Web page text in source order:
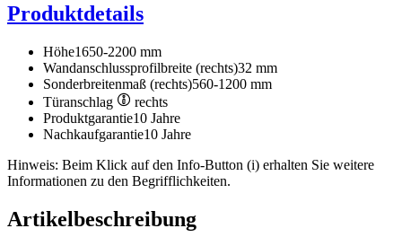
Produktdetails
Höhe1650-2200 mm
Wandanschlussprofilbreite (rechts)32 mm
Sonderbreitenmaß (rechts)560-1200 mm
Türanschlag
rechts
Produktgarantie10 Jahre
Nachkaufgarantie10 Jahre
Hinweis: Beim Klick auf den Info-Button (i) erhalten Sie weitere
Informationen zu den Begrifflichkeiten.
Artikelbeschreibung